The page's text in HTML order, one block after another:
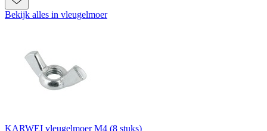
Bekijk alles in vleugelmoer
KARWEI vleugelmoer M4 (8 stuks)